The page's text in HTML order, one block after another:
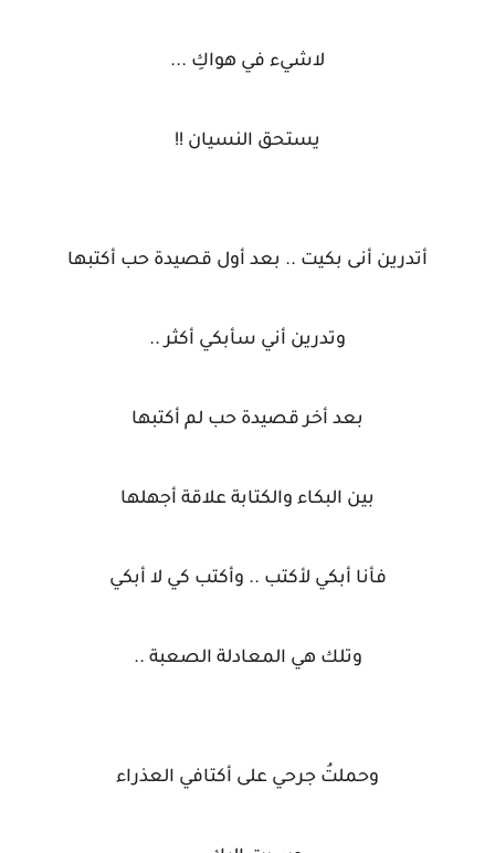
لاشيء في هواكِ ...
يستحق النسيان !!
أتدرين أنى بكيت .. بعد أول قصيدة حب أكتبها
وتدرين أني سأبكي أكثر ..
بعد أخر قصيدة حب لم أكتبها
بين البكاء والكتابة علاقة أجهلها
فأنا أبكي لأكتب .. وأكتب كي لا أبكي
وتلك هي المعادلة الصعبة ..
وحملتُ جرحي على أكتافي العذراء